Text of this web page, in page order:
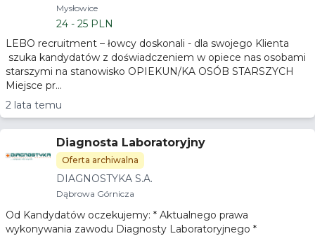
Mysłowice
24 - 25 PLN
LEBO recruitment – łowcy doskonali - dla swojego Klienta
szuka kandydatów z doświadczeniem w opiece nas osobami
starszymi na stanowisko OPIEKUN/KA OSÓB STARSZYCH
Miejsce pr...
2 lata temu
Diagnosta Laboratoryjny
Oferta archiwalna
DIAGNOSTYKA S.A.
Dąbrowa Górnicza
Od Kandydatów oczekujemy: * Aktualnego prawa
wykonywania zawodu Diagnosty Laboratoryjnego *